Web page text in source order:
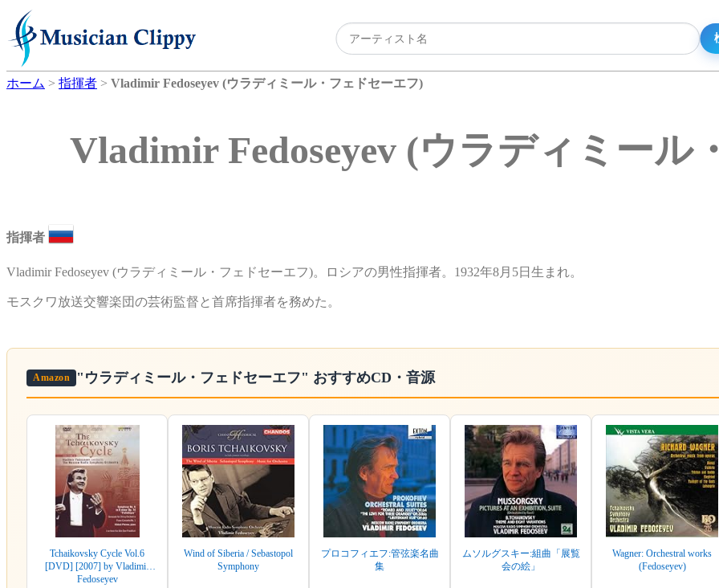
ホーム > 指揮者 > Vladimir Fedoseyev (ウラディミール・フェドセーエフ)
Vladimir Fedoseyev (ウラディミール
指揮者
Vladimir Fedoseyev (ウラディミール・フェドセーエフ)。ロシアの男性指揮者。1932年8月5日生まれ。
モスクワ放送交響楽団の芸術監督と首席指揮者を務めた。
Amazon "ウラディミール・フェドセーエフ" おすすめCD・音源
Tchaikovsky Cycle Vol.6
[DVD] [2007] by Vladimir
Fedoseyev
Wind of Siberia / Sebastopol
Symphony
プロコフィエフ:管弦楽名曲
集
ムソルグスキー:組曲「展覧
会の絵」
Wagner: Orchestral works
(Fedoseyev)